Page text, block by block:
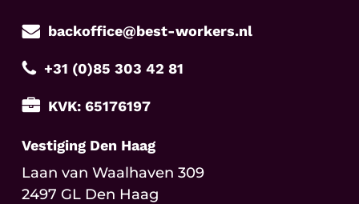
backoffice@best-workers.nl
+31 (0)85 303 42 81
KVK: 65176197
Vestiging Den Haag
Laan van Waalhaven 309
2497 GL Den Haag